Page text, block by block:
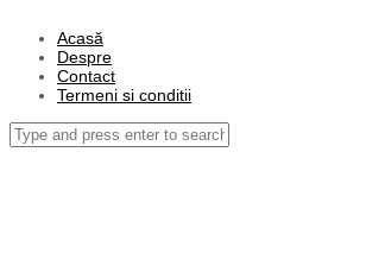
Acasă
Despre
Contact
Termeni si conditii